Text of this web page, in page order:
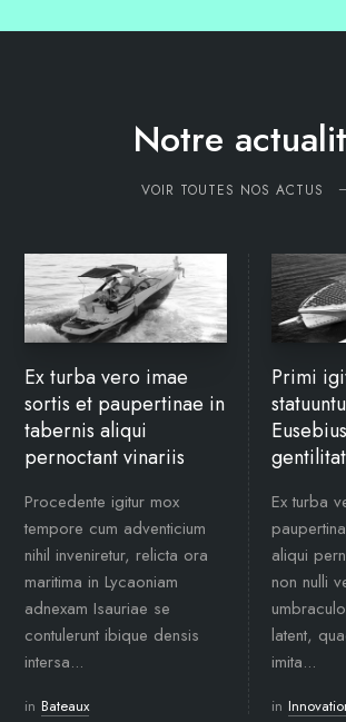
Notre
VOIR TOUTES NOS ACTUS
in Bateaux
Ex turba vero imae
sortis et paupertinae in
tabernis aliqui
pernoctant vinariis
Procedente igitur mox
tempore cum adventicium
nihil inveniretur, relicta ora
maritima in Lycaoniam
adnexam Isauriae se
contulerunt ibique densis
intersa...
in
Primi
Ex turba
aliqui
non nulli
latent,
imita...